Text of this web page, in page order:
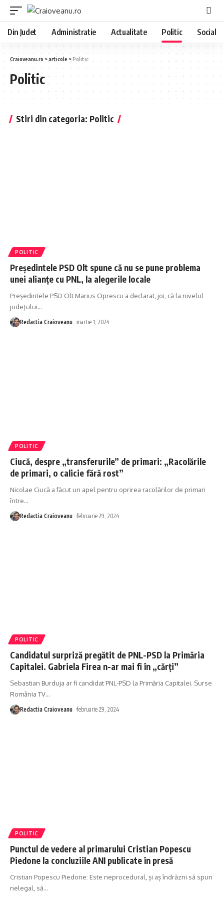
Din Judet Administratie Actualitate Politic Social
Craioveanu.ro >articole >Politic
Politic
Stiri din categoria: Politic
POLITIC
Preşedintele PSD Olt spune că nu se pune problema
unei alianţe cu PNL, la alegerile locale
Preşedintele PSD Olt Marius Oprescu a declarat, joi, că la nivelul
judeţului…
Redactia Craioveanu martie 1, 2024
POLITIC
Ciucă, despre „transferurile” de primari: „Racolările
de primari, o calicie fără rost”
Nicolae Ciucă a făcut un apel pentru oprirea racolărilor de primari
între…
Redactia Craioveanu februarie 29, 2024
POLITIC
Candidatul surpriză pregătit de PNL-PSD la Primăria
Capitalei. Gabriela Firea n-ar mai fi în „cărți”
Sebastian Burduja ar fi candidat PNL-PSD la Primăria Capitalei. Surse
România TV…
Redactia Craioveanu februarie 29, 2024
POLITIC
Punctul de vedere al primarului Cristian Popescu
Piedone la concluziile ANI publicate în presă
Cristian Popescu Piedone: Este neprocedural, și aș îndrăzni să spun
nelegal, să…